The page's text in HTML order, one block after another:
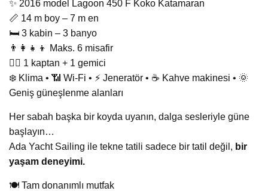
✨ 2016 model Lagoon 450 F Koko Katamaran
📏 14 m boy – 7 m en
🛏️ 3 kabin – 3 banyo
👨‍👩‍👧‍👦 Maks. 6 misafir
👨‍✈️ 1 kaptan + 1 gemici
❄️ Klima • 📶 Wi-Fi • ⚡ Jeneratör • ☕ Kahve makinesi • 🌞
Geniş güneşlenme alanları
Her sabah başka bir koyda uyanın, dalga sesleriyle güne
başlayın…
Ada Yacht Sailing ile tekne tatili sadece bir tatil değil, bir
yaşam deneyimi.
🍽️ Tam donanımlı mutfak